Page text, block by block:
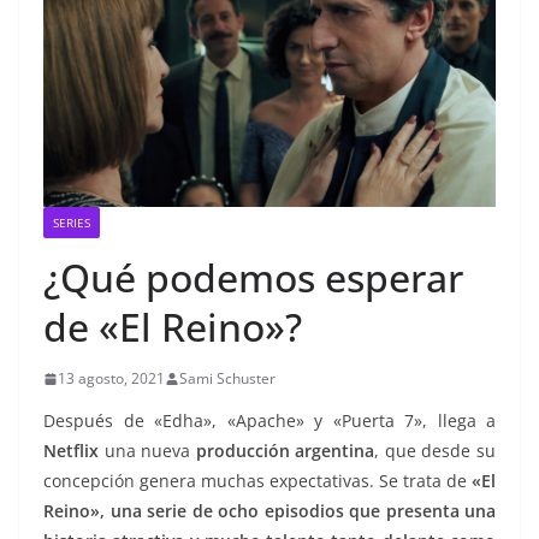
SERIES
¿Qué podemos esperar
de «El Reino»?
13 agosto, 2021 Sami Schuster
Después de «Edha», «Apache» y «Puerta 7», llega a
Netflix una nueva producción argentina, que desde su
concepción genera muchas expectativas. Se trata de «El
Reino», una serie de ocho episodios que presenta una